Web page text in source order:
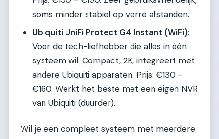
soms minder stabiel op verre afstanden.
Ubiquiti UniFi Protect G4 Instant (WiFi):
Voor de tech-liefhebber die alles in één
systeem wil. Compact, 2K, integreert met
andere Ubiquiti apparaten. Prijs: €130 -
€160. Werkt het beste met een eigen NVR
van Ubiquiti (duurder).
Wil je een compleet systeem met meerdere